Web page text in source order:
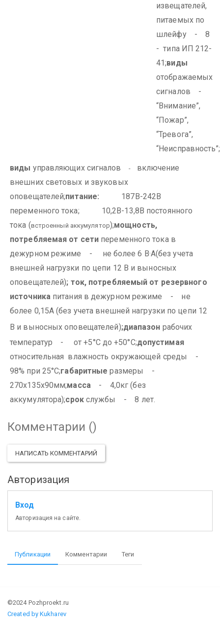
извещателей,
питаемых по
шлейфу - 8
- типа ИП 212-
41;виды
отображаемых
сигналов -
“Внимание”,
“Пожар”,
“Тревога”,
“Неисправность”;
виды управляющих сигналов - включение
внешних световых и звуковых
оповещателей;питание: 187В-242В
переменного тока; 10,2В-13,8В постоянного
тока (встроенный аккумулятор);мощность,
потребляемая от сети переменного тока в
дежурном режиме - не более 6 В·А(без учета
внешней нагрузки по цепи 12 В и выносных
оповещателей); ток, потребляемый от резервного
источника питания в дежурном режиме - не
более 0,15А (без учета внешней нагрузки по цепи 12
В и выносных оповещателей);диапазон рабочих
температур - от +5°С до +50°С;допустимая
относительная влажность окружающей среды -
98% при 25°С;габаритные размеры -
270х135х90мм;масса - 4,0кг (без
аккумулятора);срокслужбы - 8 лет.
Комментарии ()
НАПИСАТЬ КОММЕНТАРИЙ
Авторизация
Вход
Авторизация на сайте.
Публикации Комментарии Теги
©2024 Pozhproekt.ru
Created by Kukharev